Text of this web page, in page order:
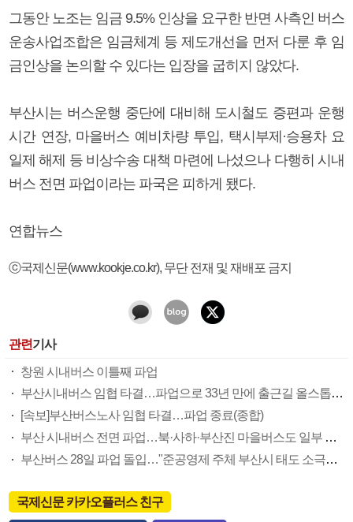
그동안 노조는 임금 9.5% 인상을 요구한 반면 사측인 버스
운송사업조합은 임금체계 등 제도개선을 먼저 다룬 후 임
금인상을 논의할 수 있다는 입장을 굽히지 않았다.
부산시는 버스운행 중단에 대비해 도시철도 증편과 운행
시간 연장, 마을버스 예비차량 투입, 택시부제·승용차 요
일제 해제 등 비상수송 대책 마련에 나섰으나 다행히 시내
버스 전면 파업이라는 파국은 피하게 됐다.
연합뉴스
ⓒ국제신문(www.kookje.co.kr), 무단 전재 및 재배포 금지
관련기사
창원 시내버스 이틀째 파업
부산시내버스 임협 타결…파업으로 33년 만에 출근길 올스톱(종합)
[속보]부산버스노사 임협 타결…파업 종료(종합)
부산 시내버스 전면 파업…북·사하·부산진 마을버스도 일부 중단
부산버스 28일 파업 돌입…"준공영제 주체 부산시 태도 소극적" 이례적 질타
국제신문 카카오플러스 친구